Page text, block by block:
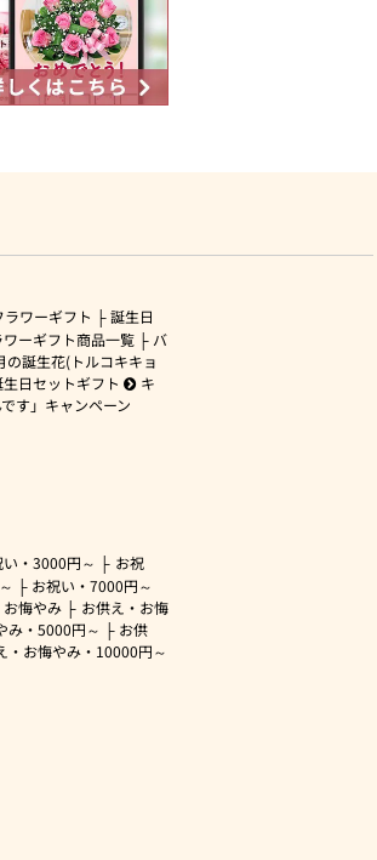
ワーギフト
誕生日
ーギフト商品一覧
バ
の誕生花(トルコキキョ
生日セットギフト
キ
す」キャンペーン
い・3000円～
お祝
お祝い・7000円～
悔やみ
お供え・お悔
み・ 5000円～
お供
・お悔やみ・ 10000円～